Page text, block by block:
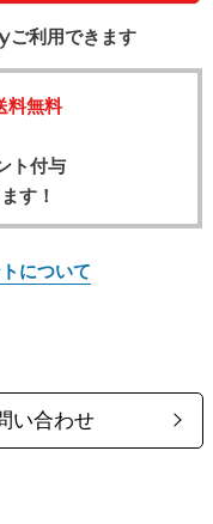
ご利用できます
料無料
ト付与
す！
について
い合わせ